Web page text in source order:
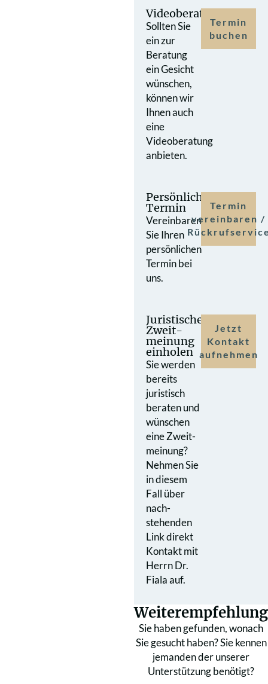
Videoberatung
Sollten Sie
ein zur
Beratung
ein Gesicht
wünschen,
können wir
Ihnen auch
eine
Videoberatung
anbieten.
Termin
buchen
Persönlicher
Termin
Vereinbaren
Sie Ihren
persönlichen
Termin bei
uns.
Termin
vereinbaren /
Juristische
Zweit­
meinung
einholen
Sie werden
bereits
juristisch
beraten und
wünschen
eine Zweit­
meinung?
Nehmen Sie
in diesem
Fall über
nach­
stehenden
Link direkt
Kontakt mit
Herrn Dr.
Fiala auf.
Jetzt
Kontakt
aufnehmen
Weiterempfehlung
Sie haben gefunden, wonach
Sie gesucht haben? Sie kennen
jemanden der unserer
Unterstützung benötigt?